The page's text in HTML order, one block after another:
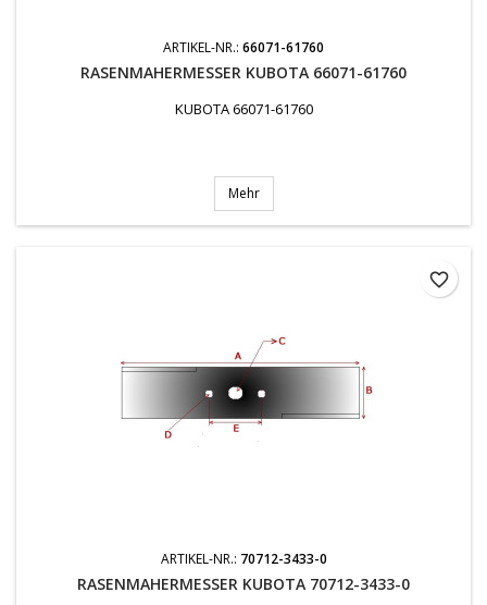
ARTIKEL-NR.: 66071-61760
RASENMAHERMESSER KUBOTA 66071-61760
KUBOTA 66071-61760
Mehr
ARTIKEL-NR.: 70712-3433-0
RASENMAHERMESSER KUBOTA 70712-3433-0
favorite_border